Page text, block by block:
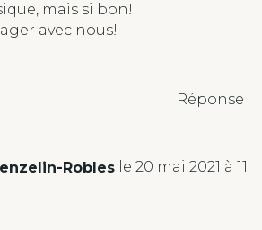
mais si bon!
avec nous!
Réponse
Robles le 20 mai 2021 à 11